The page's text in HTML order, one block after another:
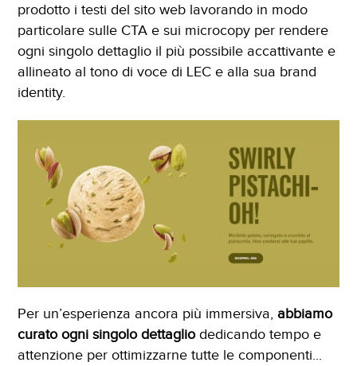
prodotto i testi del sito web lavorando in modo
particolare sulle CTA e sui microcopy per rendere
ogni singolo dettaglio il più possibile accattivante e
allineato al tono di voce di LEC e alla sua brand
identity.
Per un’esperienza ancora più immersiva,abbiamo
curato ogni singolo dettagliodedicando tempo e
attenzione per ottimizzarne tutte le componenti...